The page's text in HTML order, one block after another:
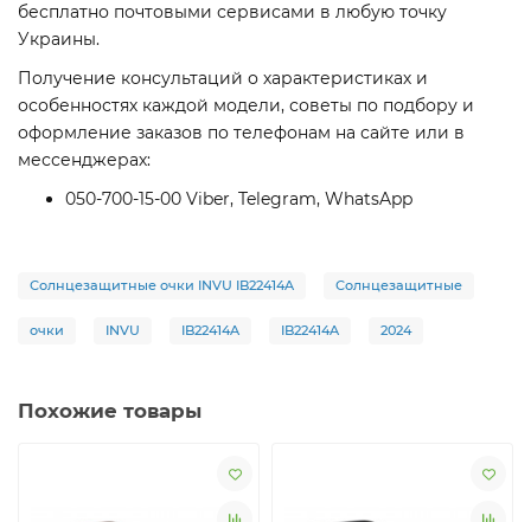
бесплатно почтовыми сервисами в любую точку
Украины.
Получение консультаций о характеристиках и
особенностях каждой модели, советы по подбору и
оформление заказов по телефонам на сайте или в
мессенджерах:
050-700-15-00 Viber, Telegram, WhatsApp
Солнцезащитные очки INVU IB22414A Солнцезащитные
очки INVU IB22414A IB22414A 2024
Похожие товары